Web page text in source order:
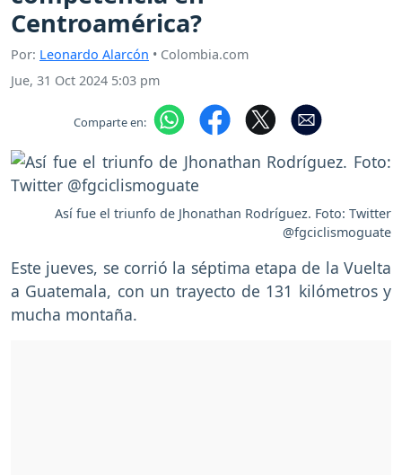
Centroamérica?
Por: Leonardo Alarcón • Colombia.com
Jue, 31 Oct 2024 5:03 pm
Comparte en:
Así fue el triunfo de Jhonathan Rodríguez. Foto: Twitter
@fgciclismoguate
Este jueves, se corrió la séptima etapa de la Vuelta
a Guatemala, con un trayecto de 131 kilómetros y
mucha montaña.